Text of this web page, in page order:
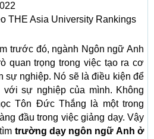
THE Asia University Rankings
trước đó, ngành Ngôn ngữ Anh
quan trọng trong việc tạo ra cơ
sự nghiệp. Nó sẽ là điều kiện để
với sự nghiệp của mình. Không
Tôn Đức Thắng là một trong
đầu trong việc giảng dạy. Vậy
trường dạy ngôn ngữ Anh ở